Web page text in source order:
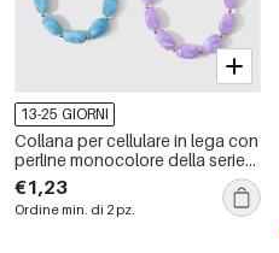
13-25 GIORNI
Collana per cellulare in lega con
perline monocolore della serie
Simple.
€1,23
Ordine min. di 2 pz.